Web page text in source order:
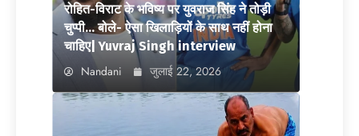
रोहित-विराट के भविष्य पर युवराज सिंह ने तोड़ी
चुप्पी… बोले- ऐसा खिलाड़ियों के साथ नहीं होना
चाहिए| Yuvraj Singh interview
Nandani जुलाई 22, 2026